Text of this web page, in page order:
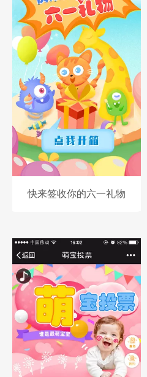
快来签收你的六一礼物